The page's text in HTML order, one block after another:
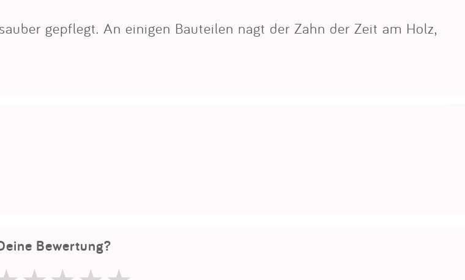
gepflegt. An einigen Bauteilen nagt der Zahn der Zeit am Holz,
Bewertung?